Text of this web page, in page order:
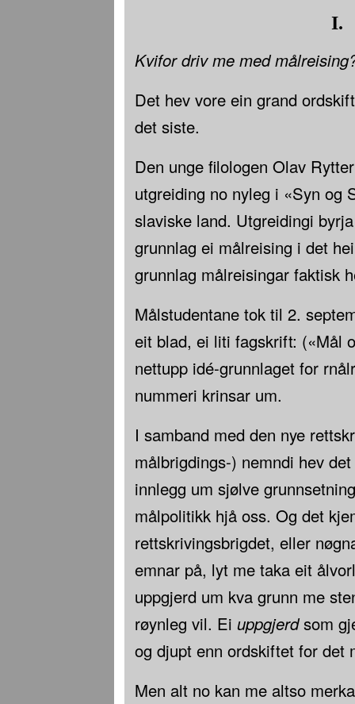
I.
Kvifor driv me med
Det hev vore ein grand
det siste.
Den unge filologen Olav
utgreiding no nyleg i «Syn og
slaviske land. Utgreidingi
grunnlag ei målreising i det
grunnlag målreisingar faktisk
Målstudentane tok til 2.
eit blad, ei liti fagskrift: («Mål
nettupp idé-grunnlaget for
nummeri krinsar um.
I samband med den nye
målbrigdings-) nemndi hev
innlegg um sjølve
målpolitikk hjå oss. Og det
rettskrivingsbrigdet, eller
emnar på, lyt me taka eit
uppgjerd um kva grunn me
røynleg vil. Ei uppgjerdsom
og djupt enn ordskiftet for det
Men alt no kan me altso